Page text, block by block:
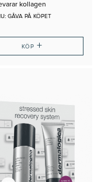
kollagen
GÅVA PÅ KÖPET
KÖP +